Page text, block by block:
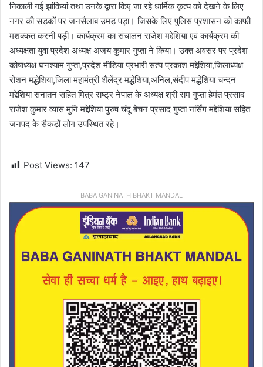
निकाली गई झांकियां तथा उनके द्वारा किए जा रहे धार्मिक कृत्य को देखने के लिए
नगर की सड़कों पर जनसैलाब उमड़ पड़ा। जिसके लिए पुलिस प्रशासन को काफी
मशक्कत करनी पड़ी। कार्यक्रम का संचालन राजेश मद्देशिया एवं कार्यक्रम की
अध्यक्षता युवा प्रदेश अध्यक्ष अजय कुमार गुप्ता ने किया। उक्त अवसर पर प्रदेश
कोषाध्यक्ष घनश्याम गुप्ता,प्रदेश मीडिया प्रभारी सत्य प्रकाश मद्देशिया,जिलाध्यक्ष
रोशन मद्धेशिया,जिला महामंत्री शैलेंद्र मद्धेशिया,अनिल,संदीप मद्धेशिया चन्दन
मद्देशिया सनातन सहित मित्र राष्ट्र नेपाल के अध्यक्ष श्री राम गुप्ता हेमंत प्रसाद
राजेश कुमार व्यास मुनि मद्देशिया पुरुष चंदू बेचन प्रसाद गुप्ता नर्सिंग मद्देशिया सहित
जनपद के सैकड़ों लोग उपस्थित रहे।
Post Views: 147
BABA GANINATH BHAKT MANDAL